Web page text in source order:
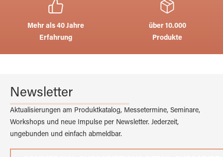
Mehr als 40 Jahre
Erfahrung
über 10.000
Produkte
Newsletter
Aktualisierungen am Produktkatalog, Messetermine, Seminare,
Workshops und neue Impulse per Newsletter. Jederzeit,
ungebunden und einfach abmeldbar.